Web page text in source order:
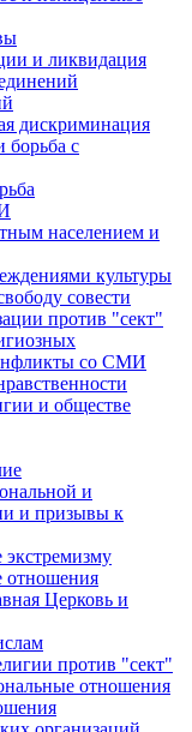
и ликвидация
дискриминация
борьба с
населением и
культуры
совести
против "сект"
со СМИ
и обществе
и
и призывы к
отношения
Церковь и
против "сект"
отношения